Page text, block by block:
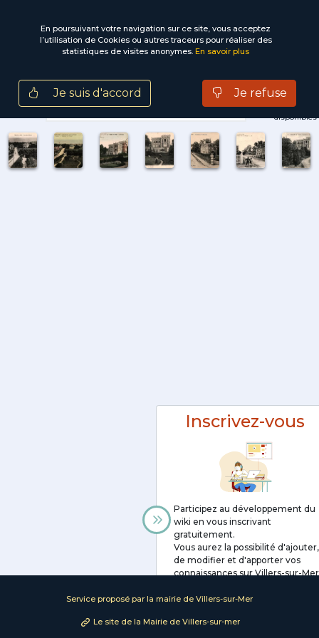
En poursuivant votre navigation sur ce site, vous acceptez
l’utilisation de Cookies ou autres traceurs pour réaliser des
statistiques de visites anonymes. En savoir plus
Je suis d'accord Je refuse
donjon villas
7
documents
disponibles
Inscrivez-vous
Participez au développement du
wiki en vous inscrivant
gratuitement.
Vous aurez la possibilité d'ajouter,
de modifier et d'apporter vos
connaissances sur Villers-sur-
Inscription
Service proposé par la mairie de Villers-sur-Mer
Le site de la Mairie de Villers-sur-mer